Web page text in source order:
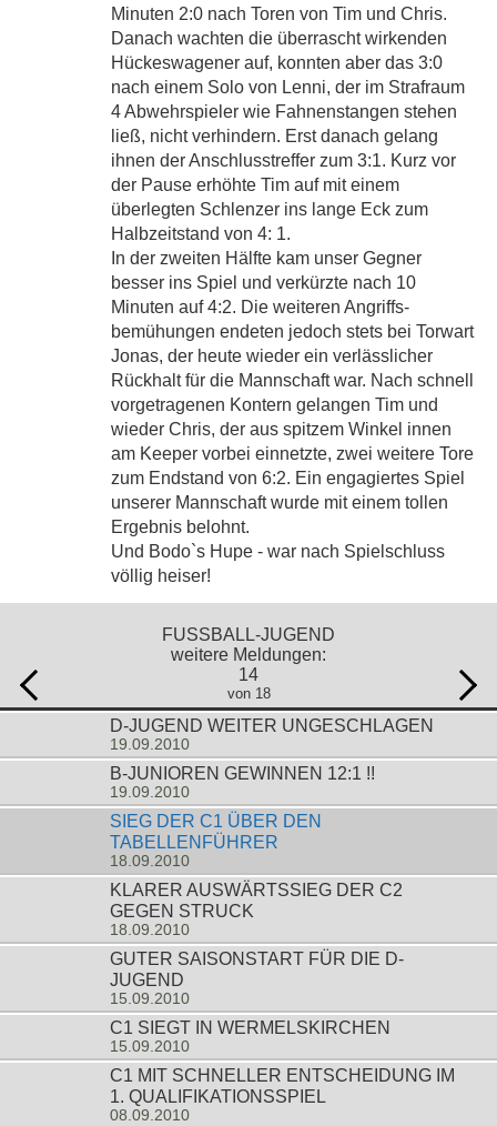
Minuten 2:0 nach Toren von Tim und Chris.
Danach wachten die überrascht wirkenden
Hückeswagener auf, konnten aber das 3:0
nach einem Solo von Lenni, der im Strafraum
4 Abwehrspieler wie Fahnenstangen stehen
ließ, nicht verhindern. Erst danach gelang
ihnen der Anschlusstreffer zum 3:1. Kurz vor
der Pause erhöhte Tim auf mit einem
überlegten Schlenzer ins lange Eck zum
Halbzeitstand von 4: 1.
In der zweiten Hälfte kam unser Gegner
besser ins Spiel und verkürzte nach 10
Minuten auf 4:2. Die weiteren Angriffs-
bemühungen endeten jedoch stets bei Torwart
Jonas, der heute wieder ein verlässlicher
Rückhalt für die Mannschaft war. Nach schnell
vorgetragenen Kontern gelangen Tim und
wieder Chris, der aus spitzem Winkel innen
am Keeper vorbei einnetzte, zwei weitere Tore
zum Endstand von 6:2. Ein engagiertes Spiel
unserer Mannschaft wurde mit einem tollen
Ergebnis belohnt.
Und Bodo`s Hupe - war nach Spielschluss
völlig heiser!
FUSSBALL-JUGEND
weitere Meldungen:
14
von 18
D-JUGEND WEITER UNGESCHLAGEN
19.09.2010
B-JUNIOREN GEWINNEN 12:1 !!
19.09.2010
SIEG DER C1 ÜBER DEN
TABELLENFÜHRER
18.09.2010
KLARER AUSWÄRTSSIEG DER C2
GEGEN STRUCK
18.09.2010
GUTER SAISONSTART FÜR DIE D-
JUGEND
15.09.2010
C1 SIEGT IN WERMELSKIRCHEN
15.09.2010
C1 MIT SCHNELLER ENTSCHEIDUNG IM
1. QUALIFIKATIONSSPIEL
08.09.2010